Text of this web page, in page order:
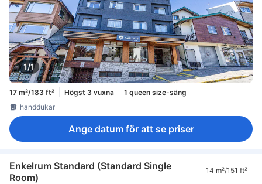
1/1
17 m²/183 ft² Högst 3 vuxna
1 queen size-säng
handdukar
Ange datum för att se priser
Enkelrum Standard (Standard Single
Room)
14 m²/151 ft²